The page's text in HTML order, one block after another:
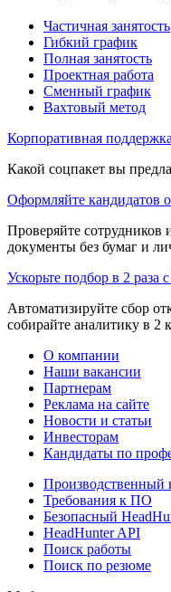
Частичная занятость
Гибкий график
Полная занятость
Проектная работа
Сменный график
Вахтовый метод
Корпоративная
Какой соцпакет вы
Оформляйте кандидатов
Проверяйте сотрудников
документы без бумаг и
Ускорьте подбор в 2 раза
Автоматизируйте сбор
собирайте аналитику в 2
О компании
Наши вакансии
Партнерам
Реклама на сайте
Новости и статьи
Инвесторам
Кандидаты по
Производственный
Требования к ПО
Безопасный
HeadHunter API
Поиск работы
Поиск по резюме